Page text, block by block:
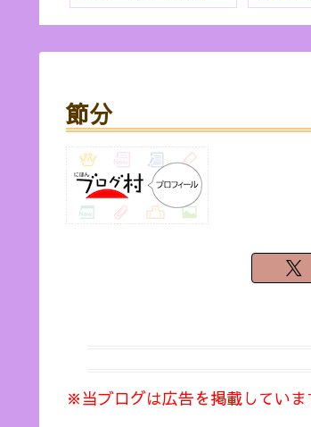
節分
※当ブログは広告を掲載していま